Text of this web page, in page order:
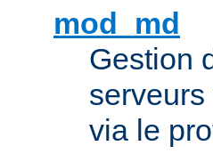
mod_md
Gestion
via le